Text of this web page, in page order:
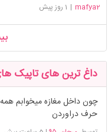
mafya2
| 1 روز پیش
داغ ترین های تاپیک
چون داخل مغازه میخوابم
حرف دراوردن